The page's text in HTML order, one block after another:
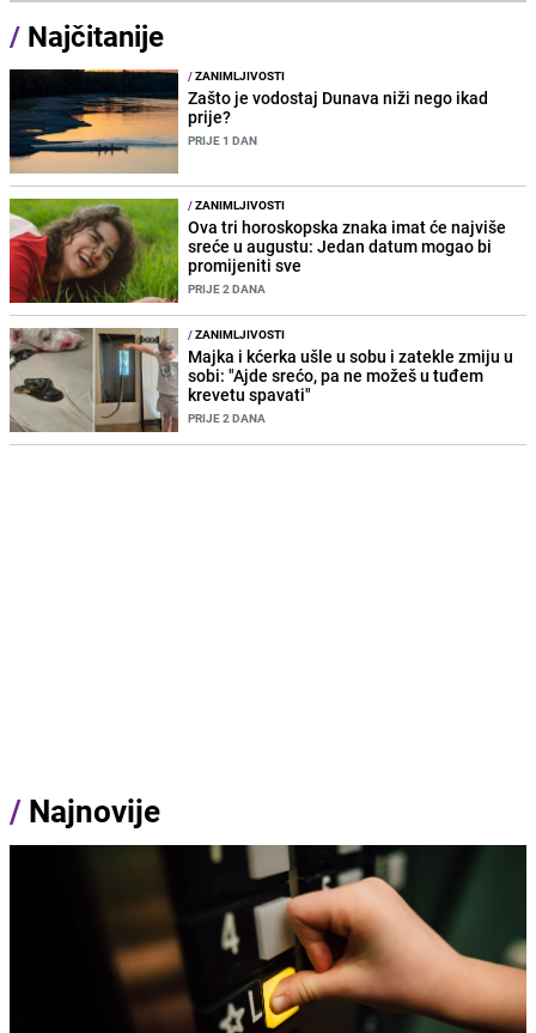
/ Najčitanije
/ZANIMLJIVOSTI
Zašto je vodostaj Dunava niži nego ikad
prije?
PRIJE 1 DAN
/ZANIMLJIVOSTI
Ova tri horoskopska znaka imat će najviše
sreće u augustu: Jedan datum mogao bi
promijeniti sve
PRIJE 2 DANA
/ZANIMLJIVOSTI
Majka i kćerka ušle u sobu i zatekle zmiju u
sobi: "Ajde srećo, pa ne možeš u tuđem
krevetu spavati"
PRIJE 2 DANA
/ Najnovije